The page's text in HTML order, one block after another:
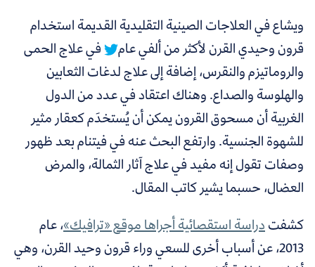
ويشاع في العلاجات الصينية التقليدية القديمة استخدام
قرون وحيدي القرن لأكثر من ألفي عام
في علاج الحمى
والروماتيزم والنقرس، إضافة إلى علاج لدغات الثعابين
والهلوسة والصداع. وهناك اعتقاد في عدد من الدول
الغربية أن مسحوق القرون يمكن أن يُستخدَم كعقار مثير
للشهوة الجنسية. وارتفع البحث عنه في فيتنام بعد ظهور
وصفات تقول إنه مفيد في علاج آثار الثمالة، والمرض
العضال، حسبما يشير كاتب المقال.
كشفتدراسة استقصائية أجراها موقع«ترافيك»،عام
2013، عن أسباب أخرى للسعي وراء قرون وحيد القرن، وهي